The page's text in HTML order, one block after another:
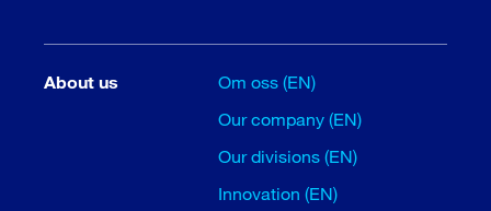
About us
Om oss (EN)
Our company (EN)
Our divisions (EN)
Innovation (EN)